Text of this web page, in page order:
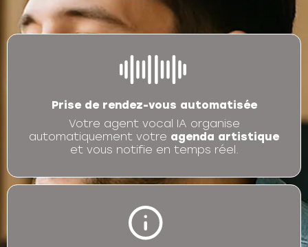
Prise de rendez-vous automatisée
Votre agent vocal IA organise
automatiquement votre agenda artistique
et vous notifie en temps réel.